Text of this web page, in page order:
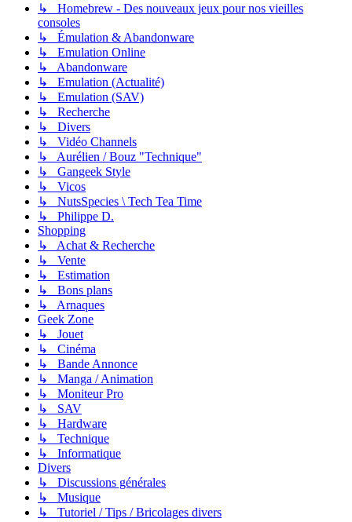
↳ Homebrew - Des nouveaux jeux pour nos vieilles
consoles
↳ Émulation & Abandonware
↳ Emulation Online
↳ Abandonware
↳ Emulation (Actualité)
↳ Emulation (SAV)
↳ Recherche
↳ Divers
↳ Vidéo Channels
↳ Aurélien / Bouz "Technique"
↳ Gangeek Style
↳ Vicos
↳ NutsSpecies \ Tech Tea Time
↳ Philippe D.
Shopping
↳ Achat & Recherche
↳ Vente
↳ Estimation
↳ Bons plans
↳ Arnaques
Geek Zone
↳ Jouet
↳ Cinéma
↳ Bande Annonce
↳ Manga / Animation
↳ Moniteur Pro
↳ SAV
↳ Hardware
↳ Technique
↳ Informatique
Divers
↳ Discussions générales
↳ Musique
↳ Tutoriel / Tips / Bricolages divers